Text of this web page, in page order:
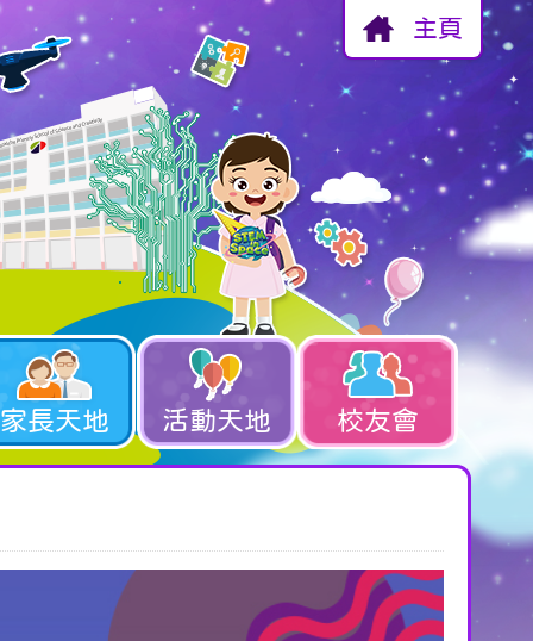
主頁
家長天地 活動天地 校友會